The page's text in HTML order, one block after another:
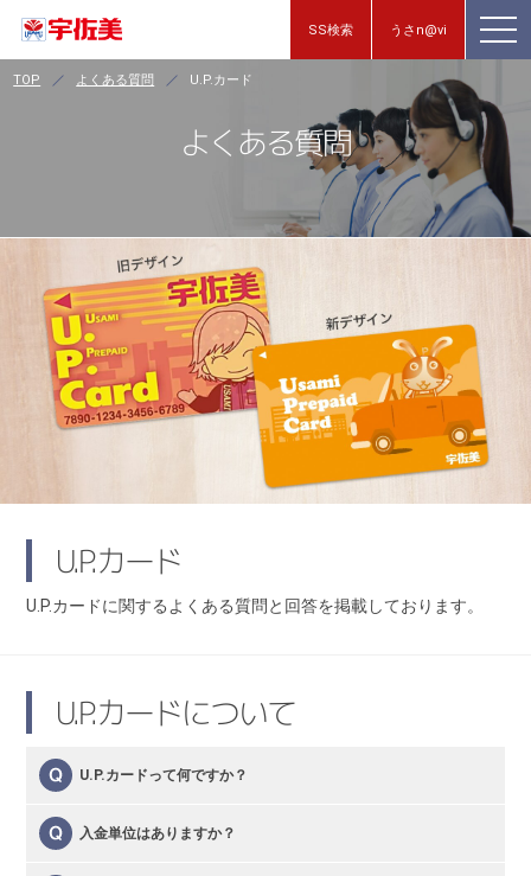
SS検索 うさn@vi
TOP よくある質問 U.P.カード
よくある質問
U.P.カード
U.P.カードに関するよくある質問と回答を掲載しております。
U.P.カードについて
U.P.カードって何ですか？
入金単位はありますか？